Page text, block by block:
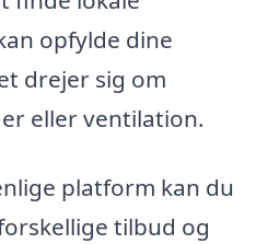
opfylde dine
drejer sig om
eller ventilation.
platform kan du
tilbud og